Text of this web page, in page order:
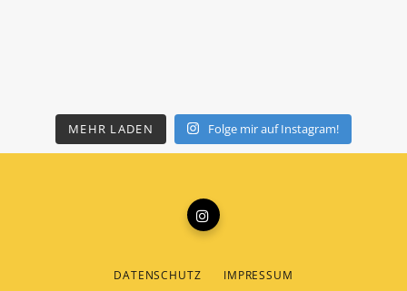
MEHR LADEN Folge mir auf Instagram!
DATENSCHUTZ IMPRESSUM